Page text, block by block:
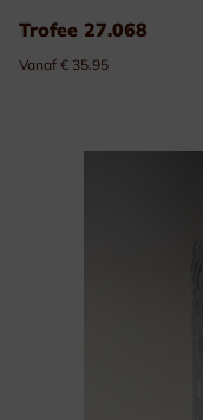
Trofee 27.068
Vanaf € 35.95